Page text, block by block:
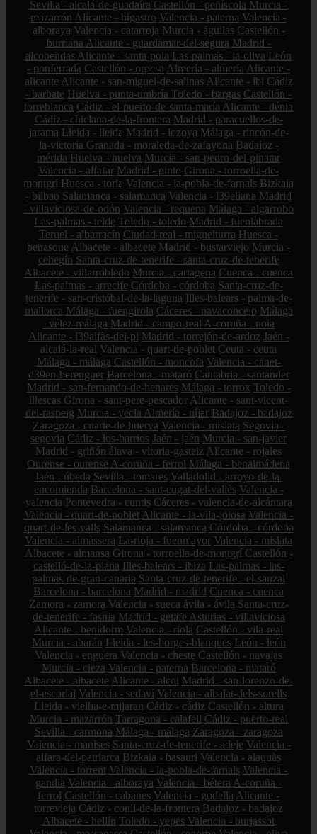
Sevilla - alcalá-de-guadaíra Castellón - peñíscola Murcia -
mazarrón Alicante - bigastro Valencia - paterna Valencia -
alboraya Valencia - catarroja Murcia - águilas Castellón -
burriana Alicante - guardamar-del-segura Madrid -
alcobendas Alicante - santa-pola Las-palmas - la-oliva León
- ponferrada Castellón - orpesa Almería - almería Alicante -
alicante Alicante - san-miguel-de-salinas Alicante - ibi Cádiz
- barbate Huelva - punta-umbría Toledo - bargas Castellón -
torreblanca Cádiz - el-puerto-de-santa-maría Alicante - dénia
Cádiz - chiclana-de-la-frontera Madrid - paracuellos-de-
jarama Lleida - lleida Madrid - lozoya Málaga - rincón-de-
la-victoria Granada - moraleda-de-zafayona Badajoz -
mérida Huelva - huelva Murcia - san-pedro-del-pinatar
Valencia - alfafar Madrid - pinto Girona - torroella-de-
montgrí Huesca - torla Valencia - la-pobla-de-farnals Bizkaia
- bilbao Salamanca - salamanca Valencia - l39eliana Madrid
- villaviciosa-de-odón Valencia - requena Málaga - algarrobo
Las-palmas - telde Toledo - toledo Madrid - fuenlabrada
Teruel - albarracín Ciudad-real - miguelturra Huesca -
benasque Albacete - albacete Madrid - bustarviejo Murcia -
cehegín Santa-cruz-de-tenerife - santa-cruz-de-tenerife
Albacete - villarrobledo Murcia - cartagena Cuenca - cuenca
Las-palmas - arrecife Córdoba - córdoba Santa-cruz-de-
tenerife - san-cristóbal-de-la-laguna Illes-balears - palma-de-
mallorca Málaga - fuengirola Cáceres - navaconcejo Málaga
- vélez-málaga Madrid - campo-real A-coruña - noia
Alicante - l39alfàs-del-pi Madrid - torrejón-de-ardoz Jaén -
alcalá-la-real Valencia - quart-de-poblet Ceuta - ceuta
Málaga - málaga Castellón - moncofa Valencia - canet-
d39en-berenguer Barcelona - mataró Cantabria - santander
Madrid - san-fernando-de-henares Málaga - torrox Toledo -
illescas Girona - sant-pere-pescador Alicante - sant-vicent-
del-raspeig Murcia - yecla Almería - níjar Badajoz - badajoz
Zaragoza - cuarte-de-huerva Valencia - mislata Segovia -
segovia Cádiz - los-barrios Jaén - jaén Murcia - san-javier
Madrid - griñón álava - vitoria-gasteiz Alicante - rojales
Ourense - ourense A-coruña - ferrol Málaga - benalmádena
Jaén - úbeda Sevilla - tomares Valladolid - arroyo-de-la-
encomienda Barcelona - sant-cugat-del-vallès Valencia -
valencia Pontevedra - cuntis Cáceres - valencia-de-alcántara
Valencia - quart-de-poblet Alicante - la-vila-joiosa Valencia -
quart-de-les-valls Salamanca - salamanca Córdoba - córdoba
Valencia - almàssera La-rioja - fuenmayor Valencia - mislata
Albacete - almansa Girona - torroella-de-montgrí Castellón -
castelló-de-la-plana Illes-balears - ibiza Las-palmas - las-
palmas-de-gran-canaria Santa-cruz-de-tenerife - el-sauzal
Barcelona - barcelona Madrid - madrid Cuenca - cuenca
Zamora - zamora Valencia - sueca ávila - ávila Santa-cruz-
de-tenerife - fasnia Madrid - getafe Asturias - villaviciosa
Alicante - benidorm Valencia - riola Castellón - vila-real
Murcia - abarán Lleida - les-borges-blanques León - león
Valencia - enguera Valencia - cheste Castellón - navajas
Murcia - cieza Valencia - paterna Barcelona - mataró
Albacete - albacete Alicante - alcoi Madrid - san-lorenzo-de-
el-escorial Valencia - sedaví Valencia - albalat-dels-sorells
Lleida - vielha-e-mijaran Cádiz - cádiz Castellón - altura
Murcia - mazarrón Tarragona - calafell Cádiz - puerto-real
Sevilla - carmona Málaga - málaga Zaragoza - zaragoza
Valencia - manises Santa-cruz-de-tenerife - adeje Valencia -
alfara-del-patriarca Bizkaia - basauri Valencia - alaquàs
Valencia - torrent Valencia - la-pobla-de-farnals Valencia -
gandia Valencia - alboraya Valencia - bétera A-coruña -
ferrol Castellón - cabanes Valencia - godella Alicante -
torrevieja Cádiz - conil-de-la-frontera Badajoz - badajoz
Albacete - hellín Toledo - yepes Valencia - burjassot